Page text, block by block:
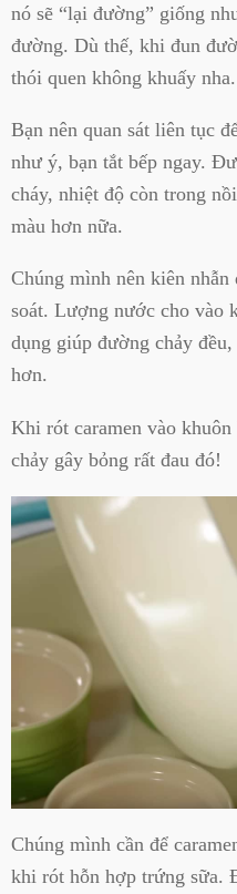
nó sẽ “lại đường” giống
đường. Dù thế, khi đun
thói quen không khuấy nha.
Bạn nên quan sát liên tục
như ý, bạn tắt bếp ngay.
cháy, nhiệt độ còn trong
màu hơn nữa.
Chúng mình nên kiên
soát. Lượng nước cho vào
dụng giúp đường chảy
hơn.
Khi rót caramen vào
chảy gây bỏng rất đau đó!
Chúng mình cần để
khi rót hỗn hợp trứng sữa.